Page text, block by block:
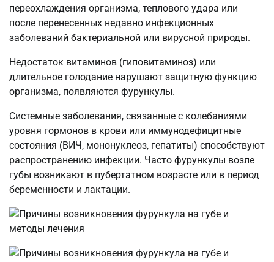
переохлаждения организма, теплового удара или
после перенесенных недавно инфекционных
заболеваний бактериальной или вирусной природы.
Недостаток витаминов (гиповитаминоз) или
длительное голодание нарушают защитную функцию
организма, появляются фурункулы.
Системные заболевания, связанные с колебаниями
уровня гормонов в крови или иммунодефицитные
состояния (ВИЧ, мононуклеоз, гепатиты) способствуют
распространению инфекции. Часто фурункулы возле
губы возникают в пубертатном возрасте или в период
беременности и лактации.